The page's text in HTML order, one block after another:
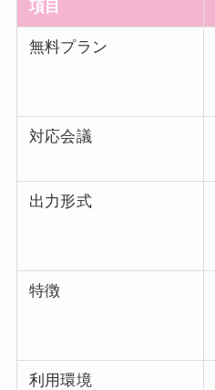
項目
無料プラン
対応会議
出力形式
特徴
利用環境